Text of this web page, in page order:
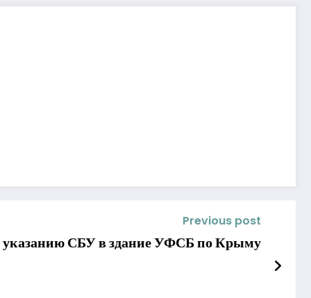
Previous post
указанию СБУ в здание УФСБ по Крыму